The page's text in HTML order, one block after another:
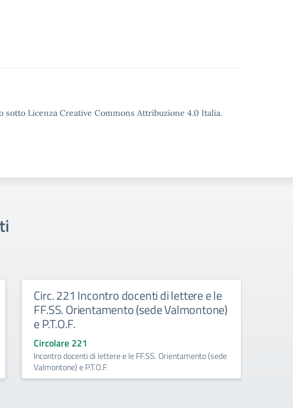
Licenza Creative Commons Attribuzione 4.0 Italia.
Circ. 221 Incontro docenti di lettere e le
FF.SS. Orientamento (sede Valmontone)
e P.T.O.F.
Circolare 221
Incontro docenti di lettere e le FF.SS. Orientamento (sede
Valmontone) e P.T.O.F.